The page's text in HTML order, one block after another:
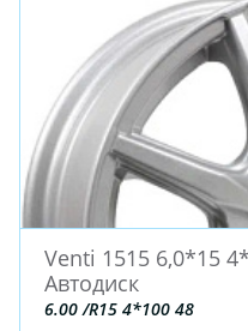
Venti 1515 6,0*15
Автодиск
6.00 /R15 4*100 48